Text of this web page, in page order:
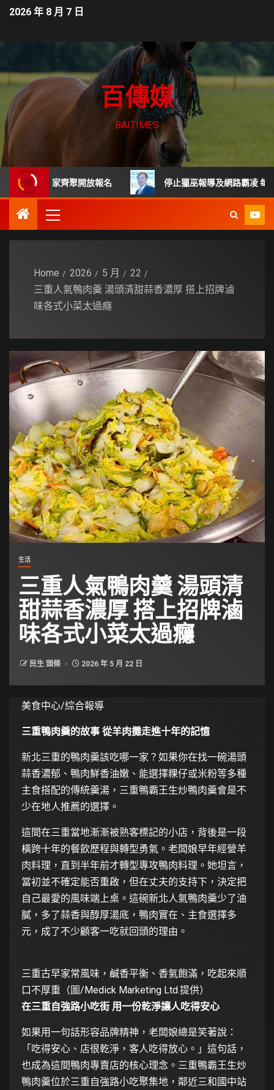
2026 年 8 月 7 日
百傳媒
BAITIMES
尖專家齊聚開放報名 停止獵巫報導及網路霸凌 每起詐騙
Home 2026 5 月
22
三重人氣鴨肉羹 湯頭清甜蒜香濃厚 搭上招牌滷
味各式小菜太過癮
生活
三重人氣鴨肉羹 湯頭清
甜蒜香濃厚 搭上招牌滷
味各式小菜太過癮
民生 頭條 2026 年 5 月 22 日
美食中心/綜合報導
三重鴨肉羹的故事 從羊肉攤走進十年的記憶
新北三重的鴨肉羹該吃哪一家？如果你在找一碗湯頭
蒜香濃郁、鴨肉鮮香油嫩、能選擇粿仔或米粉等多種
主食搭配的傳統羹湯，三重鴨霸王生炒鴨肉羹會是不
少在地人推薦的選擇。
這間在三重當地漸漸被熟客標記的小店，背後是一段
橫跨十年的餐飲歷程與轉型勇氣。老闆娘早年經營羊
肉料理，直到半年前才轉型專攻鴨肉料理。她坦言，
當初並不確定能否重啟，但在丈夫的支持下，決定把
自己最愛的風味端上桌。這碗新北人氣鴨肉羹少了油
膩，多了蒜香與醇厚湯底，鴨肉實在、主食選擇多
元，成了不少顧客一吃就回頭的理由。
三重古早家常風味，鹹香平衡、香氣飽滿，吃起來順
口不厚重（圖/Medick Marketing Ltd.提供）
在三重自強路小吃街 用一份乾淨讓人吃得安心
如果用一句話形容品牌精神，老闆娘總是笑著說：
「吃得安心、店很乾淨，客人吃得放心。」這句話，
也成為這間鴨肉專賣店的核心理念。三重鴨霸王生炒
鴨肉羹位於三重自強路小吃聚集地，鄰近三和國中站